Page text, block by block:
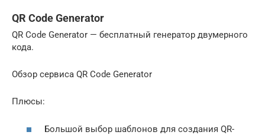
QR Code Generator
QR Code Generator — бесплатный генератор двумерного
кода.
Обзор сервиса QR Code Generator
Плюсы:
Большой выбор шаблонов для создания QR-